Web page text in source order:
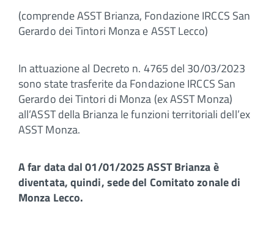
(comprende ASST Brianza, Fondazione IRCCS San
Gerardo dei Tintori Monza e ASST Lecco)
In attuazione al Decreto n. 4765 del 30/03/2023
sono state trasferite da Fondazione IRCCS San
Gerardo dei Tintori di Monza (ex ASST Monza)
all’ASST della Brianza le funzioni territoriali dell’ex
ASST Monza.
A far data dal 01/01/2025 ASST Brianza è
diventata, quindi, sede del Comitato zonale di
Monza Lecco.